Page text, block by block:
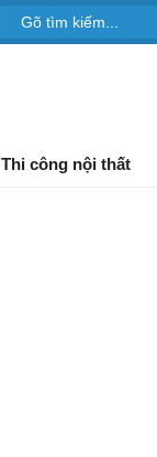
Thi công nội thất